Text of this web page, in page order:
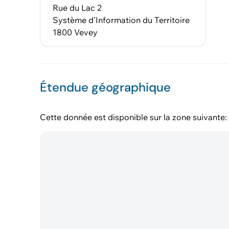
Rue du Lac 2
Système d'Information du Territoire
1800 Vevey
Étendue géographique
Cette donnée est disponible sur la zone suivante: